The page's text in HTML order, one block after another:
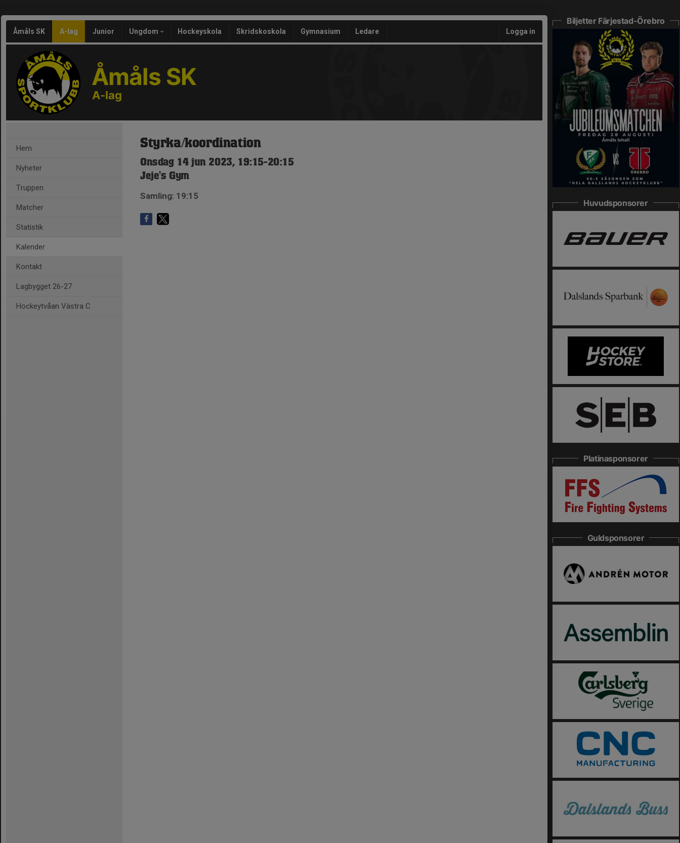
Åmåls SK A-lag Junior Ungdom Hockeyskola Skridskoskola Gymnasium Ledare Logga in
Åmåls SK
A-lag
Hem
Nyheter
Truppen
Matcher
Statistik
Kalender
Kontakt
Lagbygget 26-27
Hockeytvåan Västra C
Styrka/koordination
Onsdag 14 jun 2023, 19:15-20:15
Jeje's Gym
Samling: 19:15
Biljetter Färjestad-Örebro
Huvudsponsorer
Platinasponsorer
Guldsponsorer